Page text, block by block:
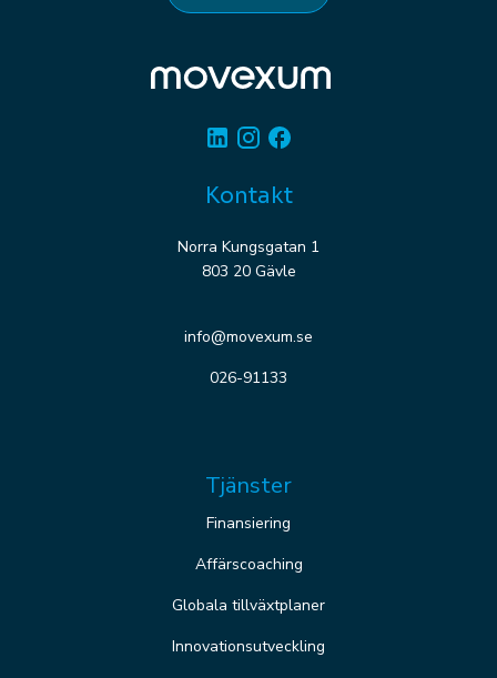
LinkedinInstagram
Kontakt
Norra Kungsgatan 1
803 20 Gävle
info@movexum.se
026-91133
Tjänster
Finansiering
Affärscoaching
Globala tillväxtplaner
Innovationsutveckling